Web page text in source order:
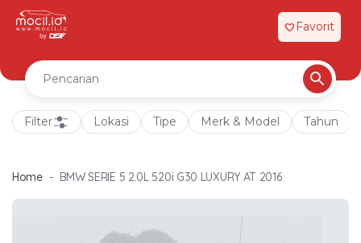
favorite Favorit
Filter Lokasi Tipe Merk & Model Tahun
Home BMW SERIE 5 2.0L 520i G30 LUXURY AT 2016